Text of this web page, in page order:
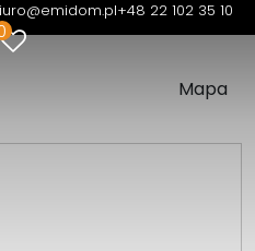
+48 22 102 35 10
Mapa